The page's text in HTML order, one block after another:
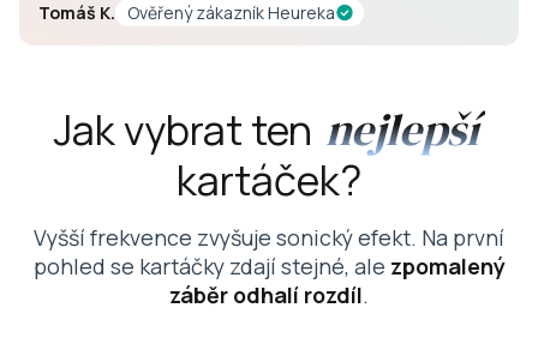
Tomáš K. Ověřený zákazník Heureka
Jak vybrat ten nejlepší
kartáček?
Vyšší frekvence zvyšuje sonický efekt. Na první
pohled se kartáčky zdají stejné, ale zpomalený
záběr odhalí rozdíl.